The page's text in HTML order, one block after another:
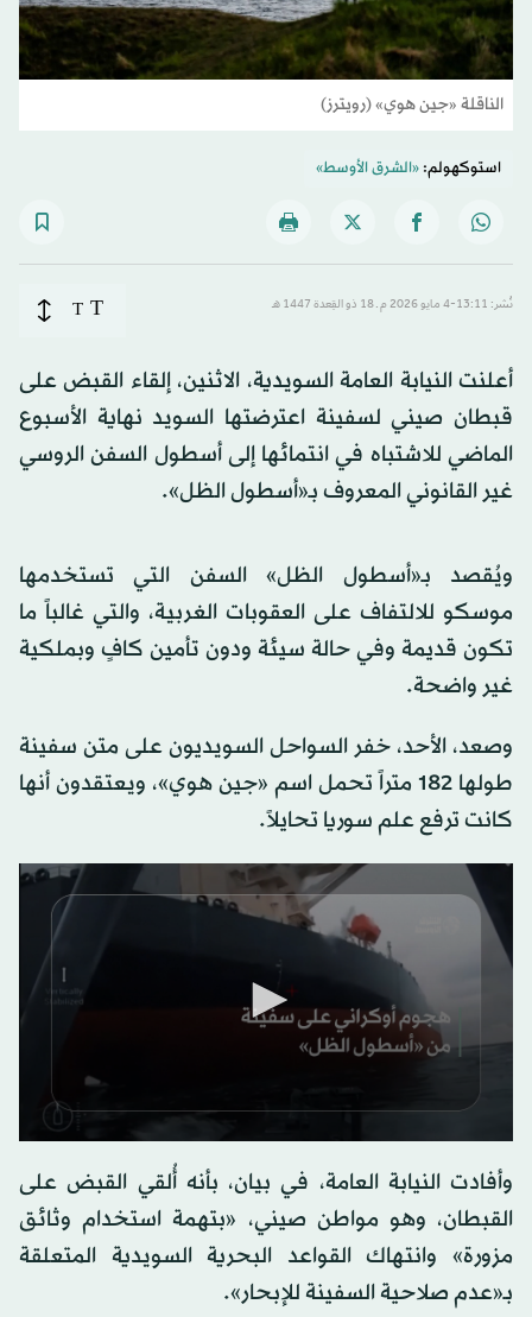
الناقلة «جين هوي» (رويترز)
استوكهولم:«الشرق الأوسط»
نُشر: 13:11-4 مايو 2026 م ـ 18 ذو القِعدة 1447 هـ T
T
أعلنت النيابة العامة السويدية، الاثنين، إلقاء القبض على
قبطان صيني لسفينة اعترضتها السويد نهاية الأسبوع
الماضي للاشتباه في انتمائها إلى أسطول السفن الروسي
غير القانوني المعروف بـ«أسطول الظل».
ويُقصد بـ«أسطول الظل» السفن التي تستخدمها
موسكو للالتفاف على العقوبات الغربية، والتي غالباً ما
تكون قديمة وفي حالة سيئة ودون تأمين كافٍ وبملكية
غير واضحة.
وصعد، الأحد، خفر السواحل السويديون على متن سفينة
طولها 182 متراً تحمل اسم «جين هوي»، ويعتقدون أنها
كانت ترفع علم سوريا تحايلاً.
of
seconds
وأفادت النيابة العامة، في بيان، بأنه أُلقي القبض على
القبطان، وهو مواطن صيني، «بتهمة استخدام وثائق
مزورة» وانتهاك القواعد البحرية السويدية المتعلقة
بـ«عدم صلاحية السفينة للإبحار».